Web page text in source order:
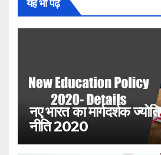
यह भी पढ़ें
नए भारत का मार्गदर्शक
नीति 2020